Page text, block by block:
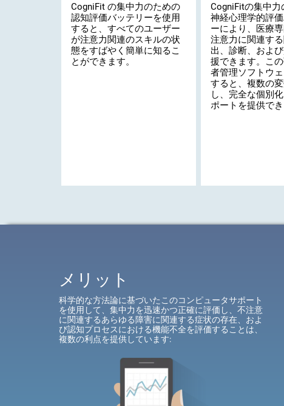
CogniFit の集中力のための
認知評価バッテリーを使用
すると、すべてのユーザー
が注意力関連のスキルの状
態をすばやく簡単に知るこ
とができます。
CogniFitの集中力
神経心理学的評
ーにより、医療専
注意力に関連す
出、診断、およ
援できます。こ
者管理ソフトウ
すると、複数の
し、完全な個別
ポートを提供でき
メリット
科学的な方法論に基づいたこのコンピュータサポート
を使用して、集中力を迅速かつ正確に評価し、不注意
に関連するあらゆる障害に関連する症状の存在、およ
び認知プロセスにおける機能不全を評価することは、
複数の利点を提供しています: